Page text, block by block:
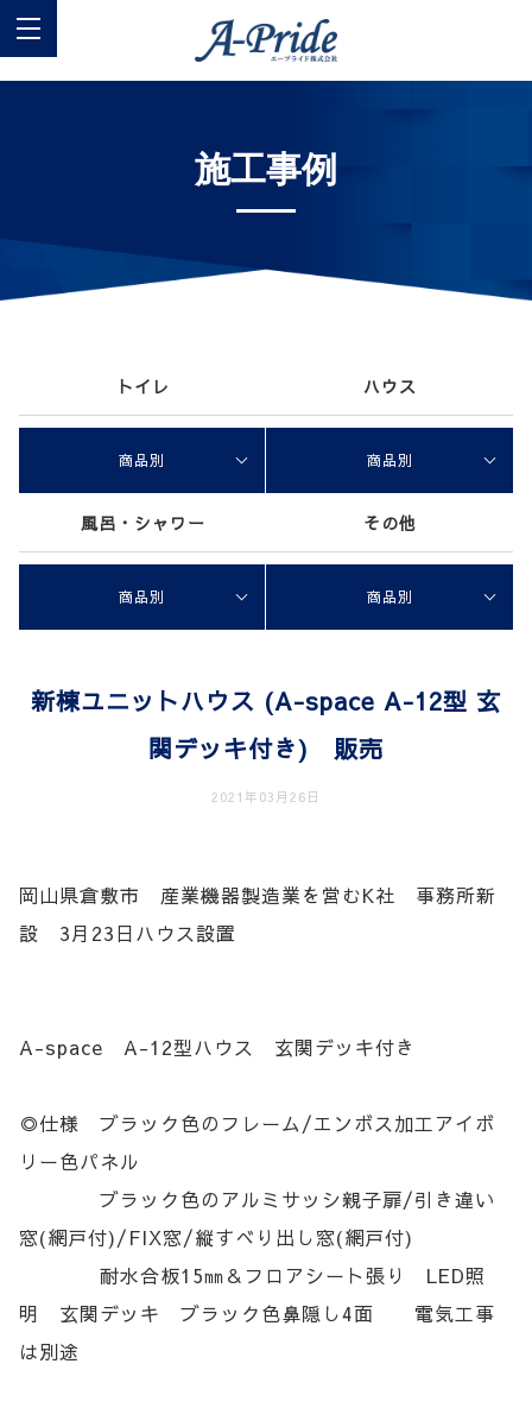
施工事例
トイレ ハウス
商品別 商品別
風呂・シャワー その他
商品別 商品別
新棟ユニットハウス (A-space A-12型 玄
関デッキ付き) 販売
2021年03月26日
岡山県倉敷市 産業機器製造業を営むK社 事務所新
設 3月23日ハウス設置
A-space A-12型ハウス 玄関デッキ付き
◎仕様 ブラック色のフレーム/エンボス加工アイボ
リー色パネル
ブラック色のアルミサッシ親子扉/引き違い
窓(網戸付)/FIX窓/縦すべり出し窓(網戸付)
耐水合板15㎜＆フロアシート張り LED照
明 玄関デッキ ブラック色鼻隠し4面 電気工事
は別途